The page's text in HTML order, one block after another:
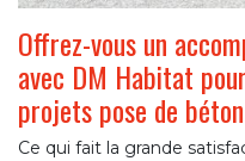
Offrez-vous un
avec DM Habitat
projets pose de
Ce qui fait la grande